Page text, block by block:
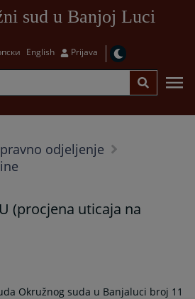
sud u Banjoj Luci
English Prijava
odjeljenje
(procjena uticaja na
Okružnog suda u Banjaluci broj 11